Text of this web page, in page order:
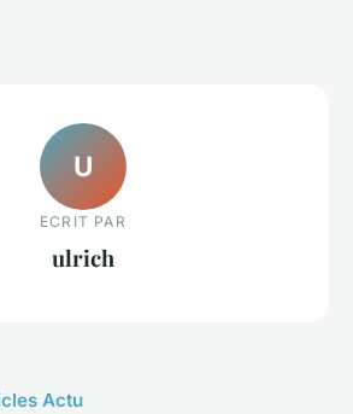
U
ECRIT PAR
ulrich
Actu